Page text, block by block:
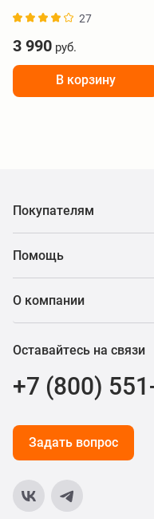
27
3 990 руб.
В корзину
Покупателям
Помощь
О компании
Оставайтесь на связи
+7 (800)
Задать вопрос